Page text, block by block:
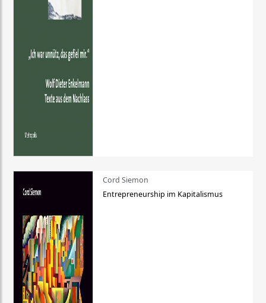
Cord Siemon
Entrepreneurship im Kapitalismus